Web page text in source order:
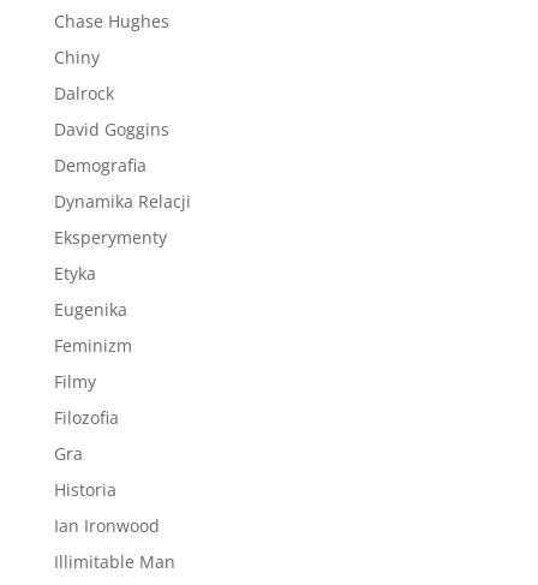
Chase Hughes
Chiny
Dalrock
David Goggins
Demografia
Dynamika Relacji
Eksperymenty
Etyka
Eugenika
Feminizm
Filmy
Filozofia
Gra
Historia
Ian Ironwood
Illimitable Man